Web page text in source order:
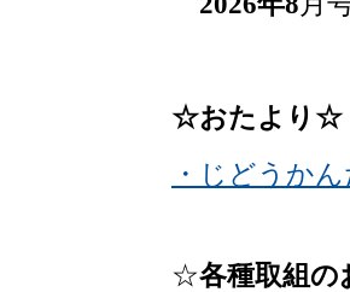
☆おたより☆
・じどうか
☆各種取組の